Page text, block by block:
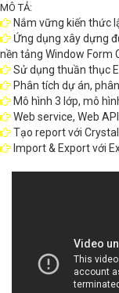
MÔ TẢ:
Nắm vững kiến thức
Ứng dụng xây dựng
nền tảng Window Form
Sử dụng thuần thục
Phân tích dự án,
Mô hình 3 lớp, mô
Web service, Web API
Tạo report với
Import & Export với